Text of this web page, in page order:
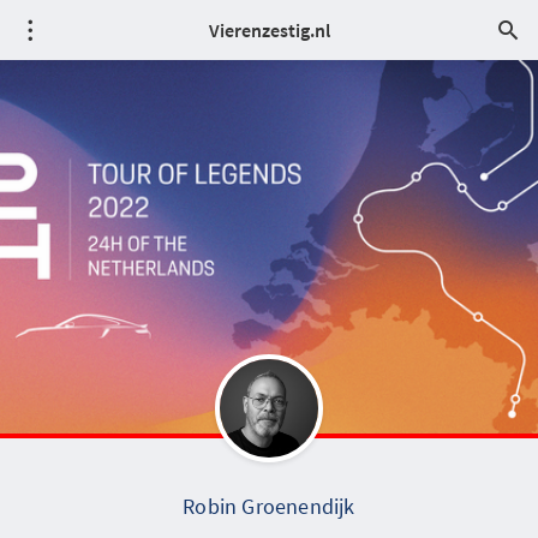
Vierenzestig.nl
Robin Groenendijk